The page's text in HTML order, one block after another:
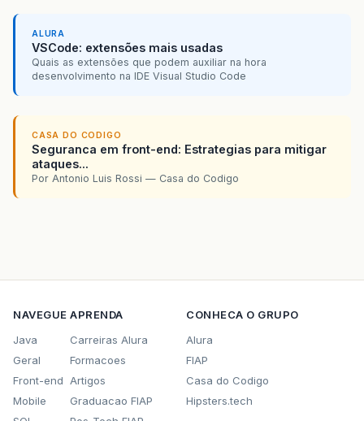
ALURA
VSCode: extensões mais usadas
Quais as extensões que podem auxiliar na hora
desenvolvimento na IDE Visual Studio Code
CASA DO CODIGO
Seguranca em front-end: Estrategias para mitigar
ataques...
Por Antonio Luis Rossi — Casa do Codigo
NAVEGUE
Java
Geral
Front-end
Mobile
APRENDA
Carreiras Alura
Formacoes
Artigos
Graduacao FIAP
CONHECA O GRUPO
Alura
FIAP
Casa do Codigo
Hipsters.tech